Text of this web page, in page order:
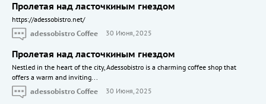
Пролетая над ласточкиным гнездом
https://adessobistro.net/
adessobistro Coffee
30 Июня, 2025
Пролетая над ласточкиным гнездом
Nestled in the heart of the city, Adessobistro is a charming coffee shop that
offers a warm and inviting...
adessobistro Coffee
30 Июня, 2025